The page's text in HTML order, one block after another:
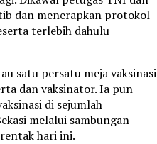
dan menerapkan protokol
terlebih dahulu
satu persatu meja vaksinasi
dan vaksinator. Ia pun
di sejumlah
melalui sambungan
hari ini.